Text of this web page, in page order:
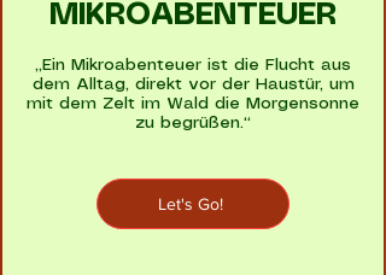
MIKROABENTEUER
„Ein Mikroabenteuer ist die Flucht aus
dem Alltag, direkt vor der Haustür, um
mit dem Zelt im Wald die Morgensonne
zu begrüßen.“
Let's Go!